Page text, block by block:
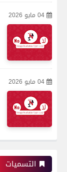
04 مايو 2026
04 مايو 2026
التسميات